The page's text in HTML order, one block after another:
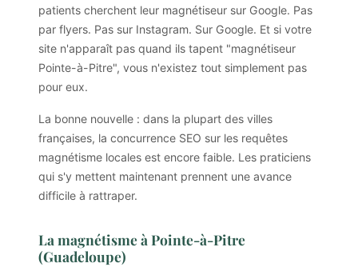
patients cherchent leur magnétiseur sur Google. Pas
par flyers. Pas sur Instagram. Sur Google. Et si votre
site n'apparaît pas quand ils tapent "magnétiseur
Pointe-à-Pitre", vous n'existez tout simplement pas
pour eux.
La bonne nouvelle : dans la plupart des villes
françaises, la concurrence SEO sur les requêtes
magnétisme locales est encore faible. Les praticiens
qui s'y mettent maintenant prennent une avance
difficile à rattraper.
La magnétisme à Pointe-à-Pitre
(Guadeloupe)